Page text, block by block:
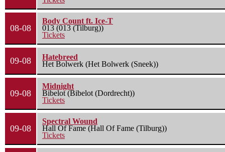
08-08
Body Count ft. Ice-T
013 (013 (Tilburg))
Tickets
09-08
Hatebreed
Het Bolwerk (Het Bolwerk (Sneek))
09-08
Midnight
Bibelot (Bibelot (Dordrecht))
Tickets
09-08
Spectral Wound
Hall Of Fame (Hall Of Fame (Tilburg))
Tickets